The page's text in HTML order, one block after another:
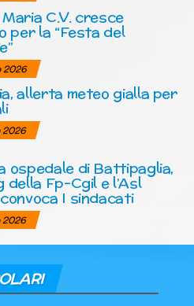
C.V. cresce
per la “Festa del
2026
allerta meteo gialla per
2026
ospedale di Battipaglia,
della Fp-Cgil e l’Asl
I sindacati
2026